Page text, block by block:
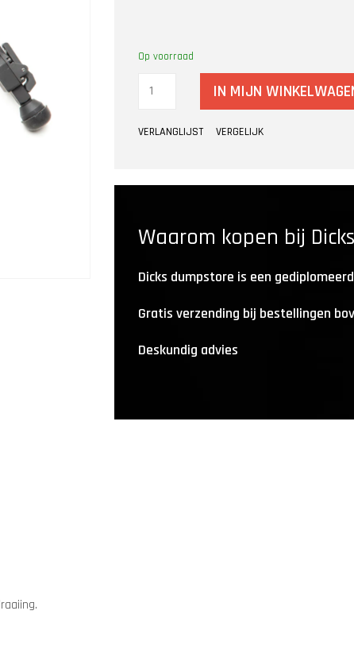
Op voorraad
IN MIJN
VERLANGLIJST VERGELIJK
Waarom kopen bij Dicks
Dicks dumpstore is een
Gratis verzending bij bestellingen
Deskundig advies